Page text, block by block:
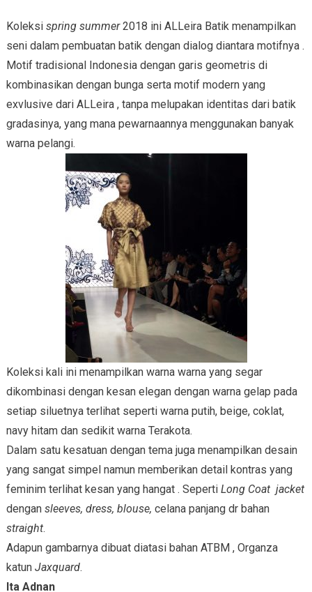
Koleksi spring summer2018 ini ALLeira Batik menampilkan
seni dalam pembuatan batik dengan dialog diantara motifnya .
Motif tradisional Indonesia dengan garis geometris di
kombinasikan dengan bunga serta motif modern yang
exvlusive dari ALLeira , tanpa melupakan identitas dari batik
gradasinya, yang mana pewarnaannya menggunakan banyak
warna pelangi.
Koleksi kali ini menampilkan warna warna yang segar
dikombinasi dengan kesan elegan dengan warna gelap pada
setiap siluetnya terlihat seperti warna putih, beige, coklat,
navy hitam dan sedikit warna Terakota.
Dalam satu kesatuan dengan tema juga menampilkan desain
yang sangat simpel namun memberikan detail kontras yang
feminim terlihat kesan yang hangat . Seperti Long Coat jacket
dengansleeves, dress, blouse, celana panjang dr bahan
straight.
Adapun gambarnya dibuat diatasi bahan ATBM , Organza
katun Jaxquard.
Ita Adnan